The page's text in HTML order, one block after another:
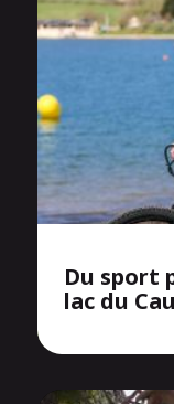
Du sport
lac du